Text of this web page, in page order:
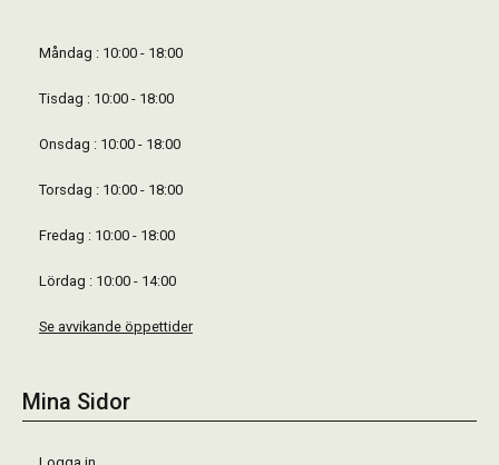
Måndag : 10:00 - 18:00
Tisdag : 10:00 - 18:00
Onsdag : 10:00 - 18:00
Torsdag : 10:00 - 18:00
Fredag : 10:00 - 18:00
Lördag : 10:00 - 14:00
Se avvikande öppettider
Mina Sidor
Logga in